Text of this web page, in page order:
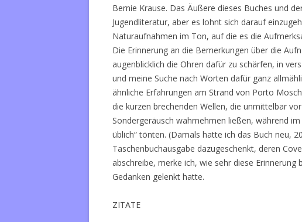
Bernie Krause. Das Äußere dieses Buches und
Jugendliteratur, aber es lohnt sich darauf
Naturaufnahmen im Ton, auf die es die
Die Erinnerung an die Bemerkungen über die
augenblicklich die Ohren dafür zu schärfen, in
und meine Suche nach Worten dafür ganz
ähnliche Erfahrungen am Strand von Porto
die kurzen brechenden Wellen, die unmittelbar
Sondergeräusch wahrnehmen ließen, während
üblich“ tönten. (Damals hatte ich das Buch neu,
Taschenbuchausgabe dazugeschenkt, deren
abschreibe, merke ich, wie sehr diese
Gedanken gelenkt hatte.
ZITATE